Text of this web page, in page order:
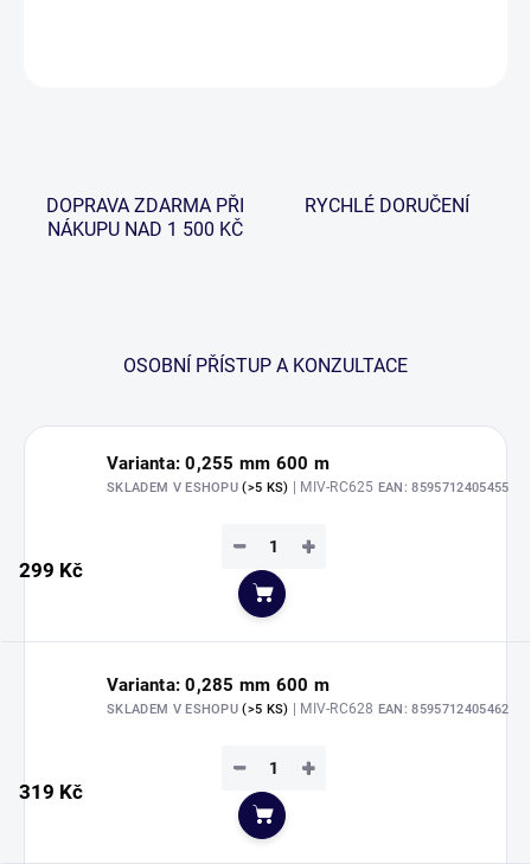
DOPRAVA ZDARMA PŘI
NÁKUPU NAD 1 500 KČ
RYCHLÉ DORUČENÍ
OSOBNÍ PŘÍSTUP A KONZULTACE
Varianta: 0,255 mm 600 m
SKLADEM V ESHOPU(>5 KS) | MIV-RC625 EAN: 8595712405455
299 Kč
+
−
Do košíku
Varianta: 0,285 mm 600 m
SKLADEM V ESHOPU(>5 KS) | MIV-RC628 EAN: 8595712405462
319 Kč
+
−
Do košíku